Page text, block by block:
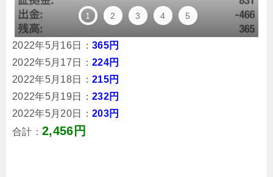
1 2 3 4 5
2022年5月16日： 365円
2022年5月17日： 224円
2022年5月18日： 215円
2022年5月19日： 232円
2022年5月20日： 203円
合計：2,456円